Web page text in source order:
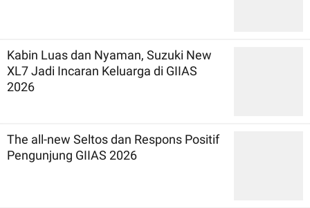
Kabin Luas dan Nyaman, Suzuki New
XL7 Jadi Incaran Keluarga di GIIAS
2026
The all-new Seltos dan Respons Positif
Pengunjung GIIAS 2026